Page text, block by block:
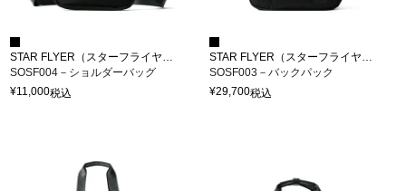
SOSF004－ショルダーバッグ
¥11,000税込
SOSF003－バックパック
¥29,700税込